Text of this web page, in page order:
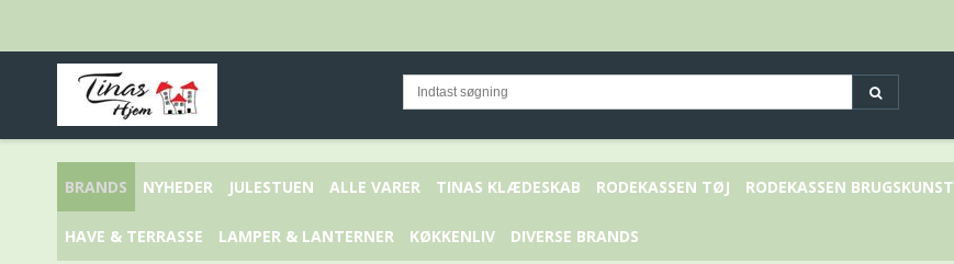
BRANDS NYHEDER JULESTUEN ALLE VARER TINAS KLÆDESKAB RODEKASSEN TØJ RODEKASSEN BRUGSKUNST
HAVE & TERRASSE LAMPER & LANTERNER KØKKENLIV DIVERSE BRANDS